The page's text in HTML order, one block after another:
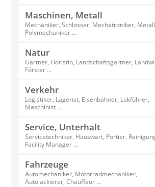
Maschinen, Metall
Mechaniker, Schlosser, Mechatroniker,
Polymechaniker …
Natur
Gärtner, Floristin, Landschaftsgärtner,
Förster …
Verkehr
Logistiker, Lagerist, Eisenbahner, Lokführer,
Maschinist …
Service, Unterhalt
Servicetechniker, Hauswart, Portier,
Facility Manager …
Fahrzeuge
Automechaniker, Motorradmechaniker,
Autolackierer, Chauffeur …